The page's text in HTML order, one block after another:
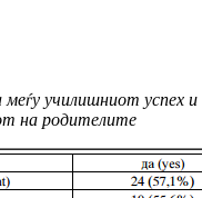
меѓу училишниот успех и
на родителите